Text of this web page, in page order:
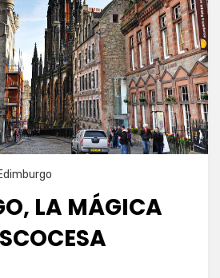
LA MÁGICA